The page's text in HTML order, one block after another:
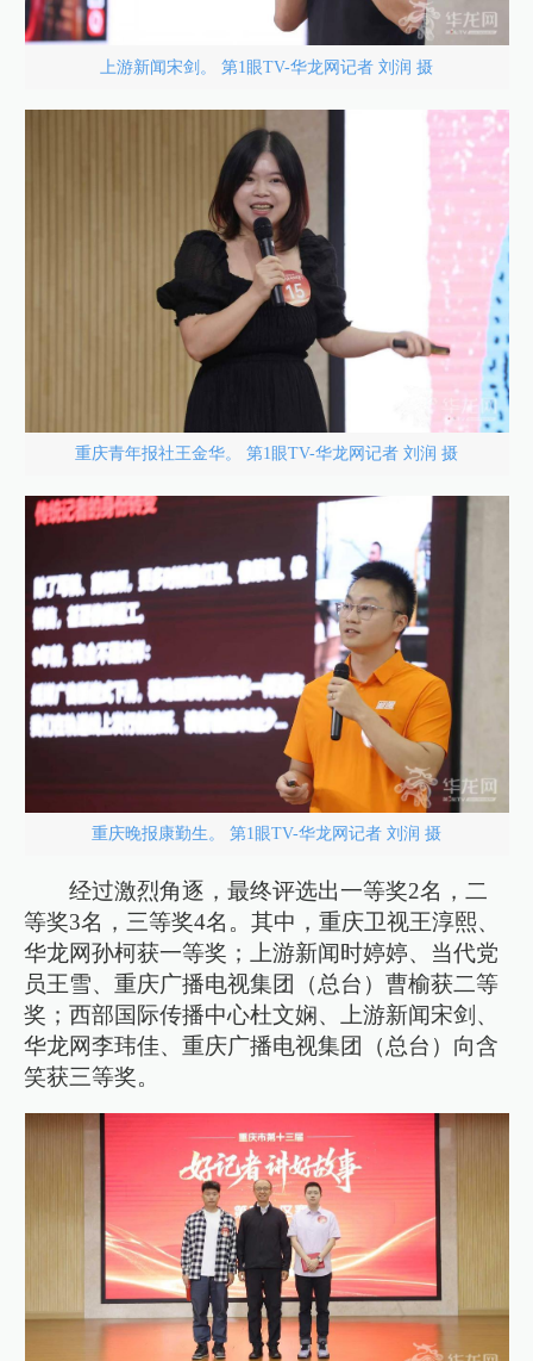
上游新闻宋剑。 第1眼TV-华龙网记者 刘润 摄
重庆青年报社王金华。 第1眼TV-华龙网记者 刘润 摄
重庆晚报康勤生。 第1眼TV-华龙网记者 刘润 摄
经过激烈角逐，最终评选出一等奖2名，二
等奖3名，三等奖4名。其中，重庆卫视王淳熙、
华龙网孙柯获一等奖；上游新闻时婷婷、当代党
员王雪、重庆广播电视集团（总台）曹榆获二等
奖；西部国际传播中心杜文娴、上游新闻宋剑、
华龙网李玮佳、重庆广播电视集团（总台）向含
笑获三等奖。